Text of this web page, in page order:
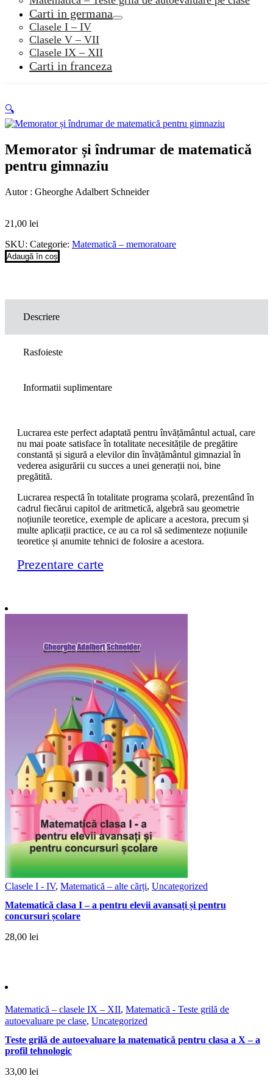
Carti in germana
Clasele I – IV
Clasele V – VII
Clasele IX – XII
Carti in franceza
Memorator și îndrumar de matematică
pentru gimnaziu
Autor : Gheorghe Adalbert Schneider
21,00 lei
SKU: Categorie: Matematică – memoratoare
Adaugă în coș
🔍
Descriere
Rasfoieste
Informatii suplimentare
Lucrarea este perfect adaptată pentru învățământul actual, care
nu mai poate satisface în totalitate necesitățile de pregătire
constantă și sigură a elevilor din învățământul gimnazial în
vederea asigurării cu succes a unei generații noi, bine
pregătită.
Lucrarea respectă în totalitate programa școlară, prezentând în
cadrul fiecărui capitol de aritmetică, algebră sau geometrie
noțiunile teoretice, exemple de aplicare a acestora, precum și
multe aplicații practice, ce au ca rol să sedimenteze noțiunile
teoretice și anumite tehnici de folosire a acestora.
Prezentare carte
Clasele I - IV, Matematică – alte cărți, Uncategorized
Matematică clasa I – a pentru elevii avansați și pentru
concursuri școlare
28,00 lei
Matematică – clasele IX – XII, Matematică - Teste grilă de
autoevaluare pe clase, Uncategorized
Teste grilă de autoevaluare la matematică pentru clasa a X – a
profil tehnologic
33,00 lei